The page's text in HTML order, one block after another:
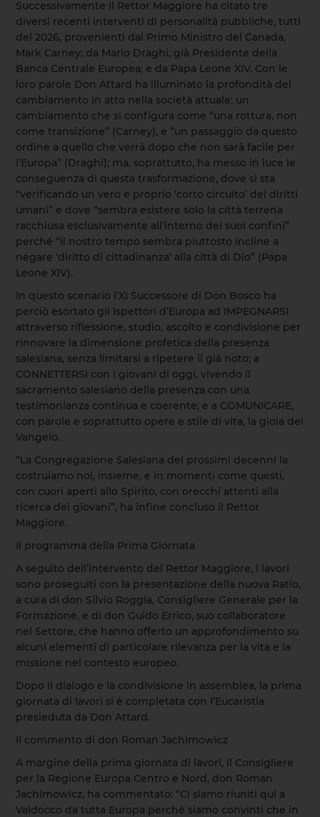
Successivamente il Rettor Maggiore ha citato tre
diversi recenti interventi di personalità pubbliche, tutti
del 2026, provenienti dal Primo Ministro del Canada,
Mark Carney; da Mario Draghi, già Presidente della
Banca Centrale Europea; e da Papa Leone XIV. Con le
loro parole Don Attard ha illuminato la profondità del
cambiamento in atto nella società attuale: un
cambiamento che si configura come “una rottura, non
come transizione” (Carney), e “un passaggio da questo
ordine a quello che verrà dopo che non sarà facile per
l’Europa” (Draghi); ma, soprattutto, ha messo in luce le
conseguenza di questa trasformazione, dove si sta
“verificando un vero e proprio ‘corto circuito’ dei diritti
umani” e dove “sembra esistere solo la città terrena
racchiusa esclusivamente all’interno dei suoi confini”
perché “il nostro tempo sembra piuttosto incline a
negare ‘diritto di cittadinanza’ alla città di Dio” (Papa
Leone XIV).
In questo scenario l’XI Successore di Don Bosco ha
perciò esortato gli Ispettori d’Europa ad IMPEGNARSI
attraverso riflessione, studio, ascolto e condivisione per
rinnovare la dimensione profetica della presenza
salesiana, senza limitarsi a ripetere il già noto; a
CONNETTERSI con i giovani di oggi, vivendo il
sacramento salesiano della presenza con una
testimonianza continua e coerente; e a COMUNICARE,
con parole e soprattutto opere e stile di vita, la gioia del
Vangelo.
“La Congregazione Salesiana dei prossimi decenni la
costruiamo noi, insieme, e in momenti come questi,
con cuori aperti allo Spirito, con orecchi attenti alla
ricerca dei giovani”, ha infine concluso il Rettor
Maggiore.
Il programma della Prima Giornata
A seguito dell’intervento del Rettor Maggiore, i lavori
sono proseguiti con la presentazione della nuova Ratio,
a cura di don Silvio Roggia, Consigliere Generale per la
Formazione, e di don Guido Errico, suo collaboratore
nel Settore, che hanno offerto un approfondimento su
alcuni elementi di particolare rilevanza per la vita e la
missione nel contesto europeo.
Dopo il dialogo e la condivisione in assemblea, la prima
giornata di lavori si è completata con l’Eucaristia
presieduta da Don Attard.
Il commento di don Roman Jachimowicz
A margine della prima giornata di lavori, il Consigliere
per la Regione Europa Centro e Nord, don Roman
Jachimowicz, ha commentato: “Ci siamo riuniti qui a
Valdocco da tutta Europa perché siamo convinti che in